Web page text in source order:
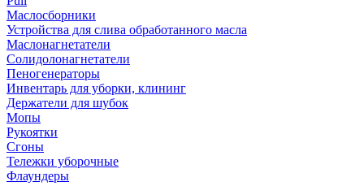
Маслосборники
Устройства для слива обработанного масла
Маслонагнетатели
Солидолонагнетатели
Пеногенераторы
Инвентарь для уборки, клининг
Держатели для шубок
Мопы
Рукоятки
Сгоны
Тележки уборочные
Флаундеры